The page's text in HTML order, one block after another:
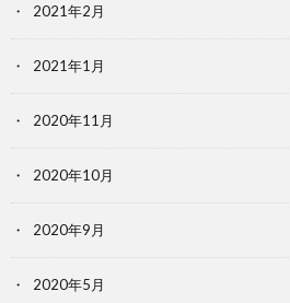
2021年2月
2021年1月
2020年11月
2020年10月
2020年9月
2020年5月